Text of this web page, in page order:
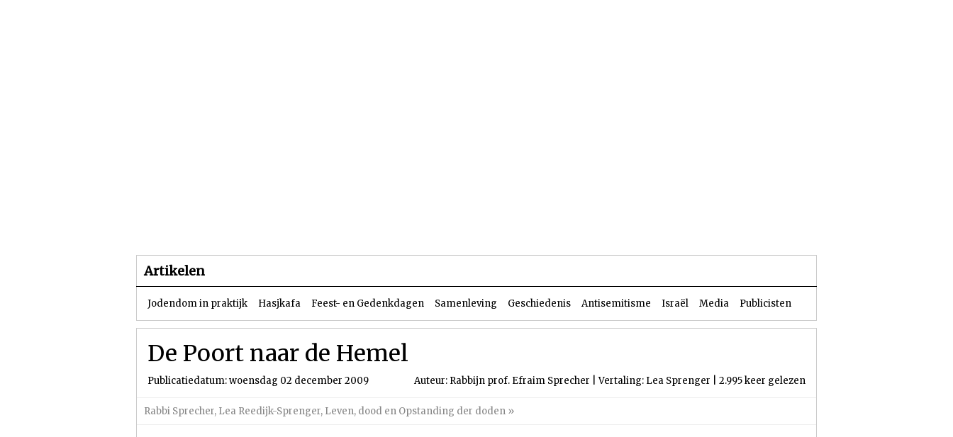
Artikelen
Jodendom in praktijk Hasjkafa Feest- en Gedenkdagen Samenleving Geschiedenis Antisemitisme Israël Media Publicisten
De Poort naar de Hemel
Publicatiedatum: woensdag 02 december 2009 Auteur: Rabbijn prof. Efraim Sprecher | Vertaling: Lea Sprenger | 2.995 keer gelezen
Rabbi Sprecher, Lea Reedijk-Sprenger, Leven, dood en Opstanding der doden »